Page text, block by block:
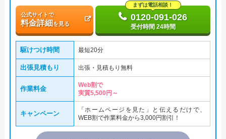
公式サイトで
料金詳細を見る
まずは電話相談！
0120-091-026
受付時間 24時間
駆けつけ時間 最短20分
出張見積もり 出張・見積もり無料
作業料金
Web割で
実質5,500円～
キャンペーン
「ホームページを見た」と伝えるだけで、
WEB割で作業料金から3,000円割引！